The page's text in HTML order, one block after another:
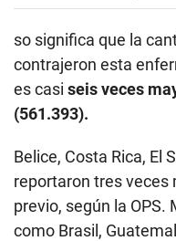
so significa que la
contrajeron esta
es casi seis veces
(561.393).
Belice, Costa Rica, El
reportaron tres veces
previo, según la
como Brasil,